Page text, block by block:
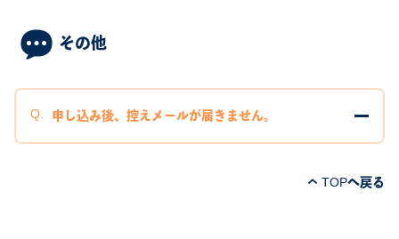
その他
申し込み後、控えメールが届きません。
TOPへ戻る